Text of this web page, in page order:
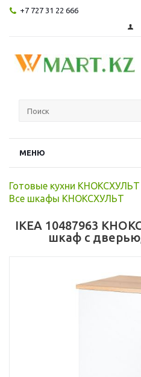
+7 727 31 22 666
МЕНЮ
Готовые кухни КНОКСХУЛЬТ
Все шкафы КНОКСХУЛЬТ
IKEA 10487963
шкаф с